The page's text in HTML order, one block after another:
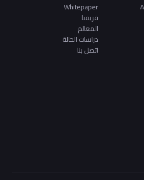
Whitepaper
فريقنا
المعالم
دراسات الحالة
اتصل بنا